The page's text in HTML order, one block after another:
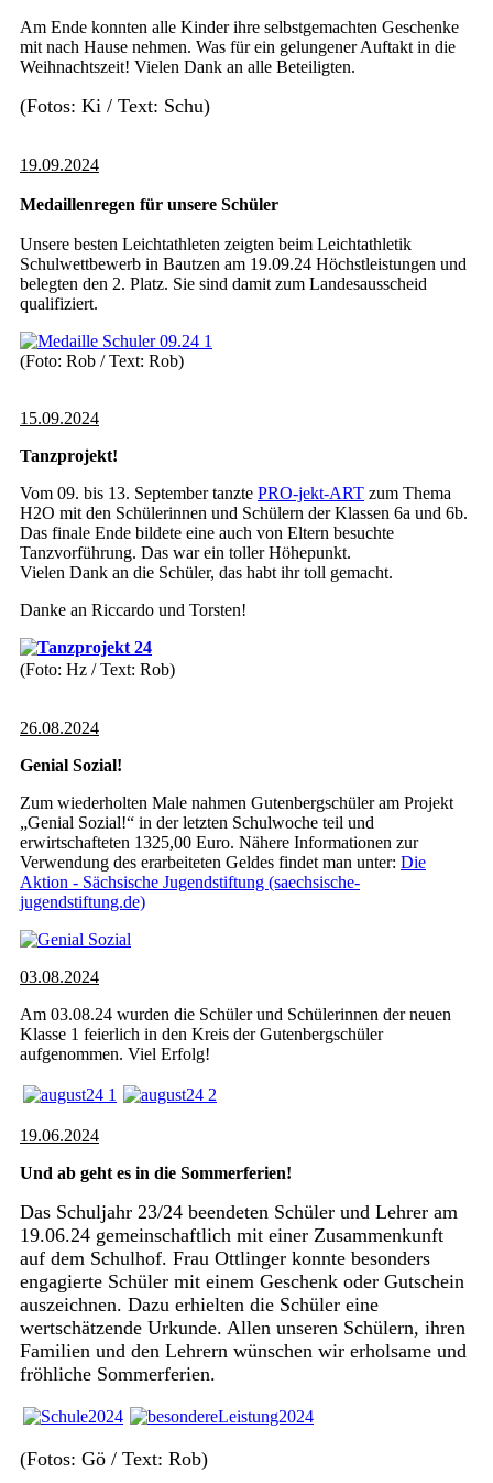
Am Ende konnten alle Kinder ihre selbstgemachten Geschenke
mit nach Hause nehmen. Was für ein gelungener Auftakt in die
Weihnachtszeit! Vielen Dank an alle Beteiligten.
(Fotos: Ki / Text: Schu)
19.09.2024
Medaillenregen für unsere Schüler
Unsere besten Leichtathleten zeigten beim Leichtathletik
Schulwettbewerb in Bautzen am 19.09.24 Höchstleistungen und
belegten den 2. Platz. Sie sind damit zum Landesausscheid
qualifiziert.
(Foto: Rob / Text: Rob)
15.09.2024
Tanzprojekt!
Vom 09. bis 13. September tanzte PRO-jekt-ART zum Thema
H2O mit den Schülerinnen und Schülern der Klassen 6a und 6b.
Das finale Ende bildete eine auch von Eltern besuchte
Tanzvorführung. Das war ein toller Höhepunkt.
Vielen Dank an die Schüler, das habt ihr toll gemacht.
Danke an Riccardo und Torsten!
(Foto: Hz / Text: Rob)
26.08.2024
Genial Sozial!
Zum wiederholten Male nahmen Gutenbergschüler am Projekt
„Genial Sozial!“ in der letzten Schulwoche teil und
erwirtschafteten 1325,00 Euro. Nähere Informationen zur
Verwendung des erarbeiteten Geldes findet man unter: Die
Aktion - Sächsische Jugendstiftung (saechsische-
jugendstiftung.de)
03.08.2024
Am 03.08.24 wurden die Schüler und Schülerinnen der neuen
Klasse 1 feierlich in den Kreis der Gutenbergschüler
aufgenommen. Viel Erfolg!
19.06.2024
Und ab geht es in die Sommerferien!
Das Schuljahr 23/24 beendeten Schüler und Lehrer am
19.06.24 gemeinschaftlich mit einer Zusammenkunft
auf dem Schulhof. Frau Ottlinger konnte besonders
engagierte Schüler mit einem Geschenk oder Gutschein
auszeichnen. Dazu erhielten die Schüler eine
wertschätzende Urkunde. Allen unseren Schülern, ihren
Familien und den Lehrern wünschen wir erholsame und
fröhliche Sommerferien.
(Fotos: Gö / Text: Rob)